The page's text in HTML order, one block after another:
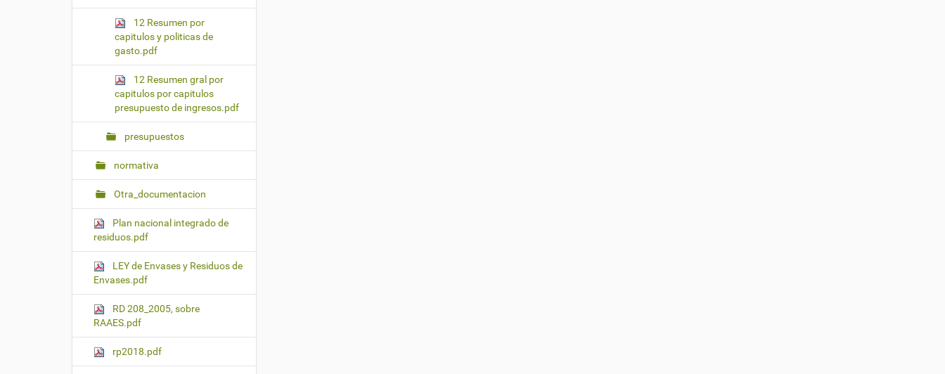
12 Resumen por
capitulos y politicas de
gasto.pdf
12 Resumen gral por
capitulos por capitulos
presupuesto de ingresos.pdf
presupuestos
normativa
Otra_documentacion
Plan nacional integrado de
residuos.pdf
LEY de Envases y Residuos de
Envases.pdf
RD 208_2005, sobre
RAAES.pdf
rp2018.pdf